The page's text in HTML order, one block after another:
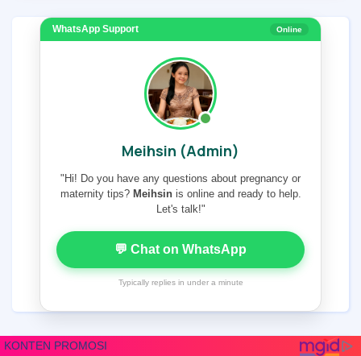
WhatsApp Support Online
Meihsin (Admin)
"Hi! Do you have any questions about pregnancy or
maternity tips? Meihsinis online and ready to help.
Let's talk!"
💬 Chat on WhatsApp
Typically replies in under a minute